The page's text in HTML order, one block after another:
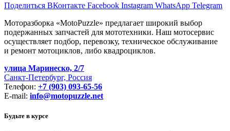
Поделиться ВКонтакте Facebook Instagram WhatsApp Telegram
Моторазборка «MotoPuzzle» предлагает широкий выбор
подержанных запчастей для мототехники. Наш мотосервис
осуществляет подбор, перевозку, техническое обслуживание
и ремонт мотоциклов, либо квадроциклов.
улица Маринеско, 2/7
Санкт-Петербург, Россия
Телефон: +7 (903) 093-65-56
E-mail: info@motopuzzle.net
Будьте в курсе